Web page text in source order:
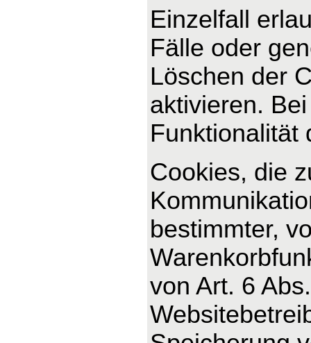
Einzelfall
Fälle oder
Löschen der
aktivieren.
Funktionalität
Cookies, die
bestimmter,
von Art. 6